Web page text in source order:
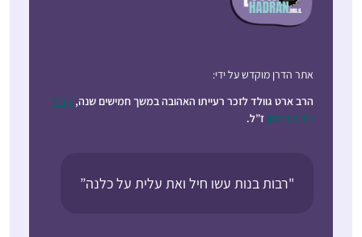
אתר הדרן מוקדש על ידי:
הרב ארט גוולד לזכר רעייתו האהובה במשך חמישים שנה, קרול
ג’וי רובינסון ז”ל.
"רבות בנות עשו חיל ואת עלית על כלנה”